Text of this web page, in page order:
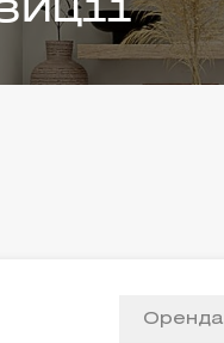
Оренда